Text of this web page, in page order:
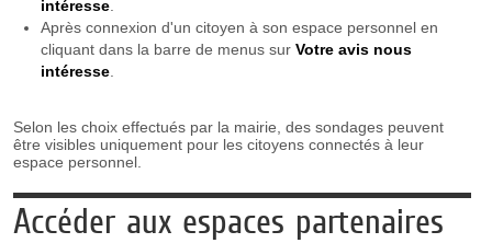
intéresse.
Après connexion d'un citoyen à son espace personnel en
cliquant dans la barre de menus sur Votre avis nous
intéresse.
Selon les choix effectués par la mairie, des sondages peuvent
être visibles uniquement pour les citoyens connectés à leur
espace personnel.
Accéder aux espaces partenaires